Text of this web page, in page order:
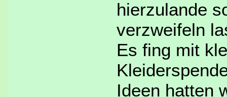
hierzulande
verzweifeln
Es fing mit
Ideen hatten